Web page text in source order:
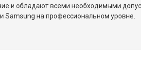
и обладают всеми необходимыми
Samsung на профессиональном уровне.